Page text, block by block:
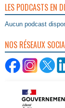
LES PODCASTS EN
Aucun podcast
NOS RÉSEAUX